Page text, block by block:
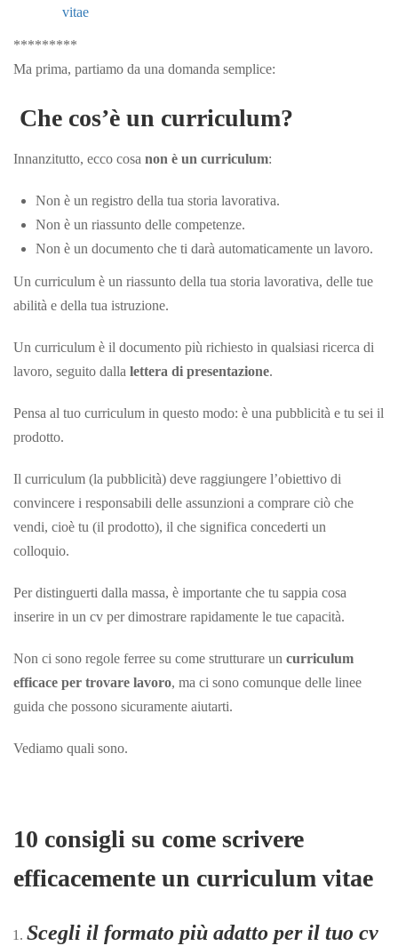
vitae
*********
Ma prima, partiamo da una domanda semplice:
Che cos’è un curriculum?
Innanzitutto, ecco cosa non è un curriculum:
Non è un registro della tua storia lavorativa.
Non è un riassunto delle competenze.
Non è un documento che ti darà automaticamente un lavoro.
Un curriculum è un riassunto della tua storia lavorativa, delle tue
abilità e della tua istruzione.
Un curriculum è il documento più richiesto in qualsiasi ricerca di
lavoro, seguito dalla lettera di presentazione.
Pensa al tuo curriculum in questo modo: è una pubblicità e tu sei il
prodotto.
Il curriculum (la pubblicità) deve raggiungere l’obiettivo di
convincere i responsabili delle assunzioni a comprare ciò che
vendi, cioè tu (il prodotto), il che significa concederti un
colloquio.
Per distinguerti dalla massa, è importante che tu sappia cosa
inserire in un cv per dimostrare rapidamente le tue capacità.
Non ci sono regole ferree su come strutturare un curriculum
efficace per trovare lavoro, ma ci sono comunque delle linee
guida che possono sicuramente aiutarti.
Vediamo quali sono.
10 consigli su come scrivere
efficacemente un curriculum vitae
Scegli il formato più adatto per il tuo cv